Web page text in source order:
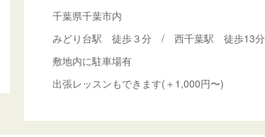
千葉県千葉市内
みどり台駅 徒歩３分 / 西千葉駅 徒歩13分
敷地内に駐車場有
出張レッスンもできます(＋1,000円〜)